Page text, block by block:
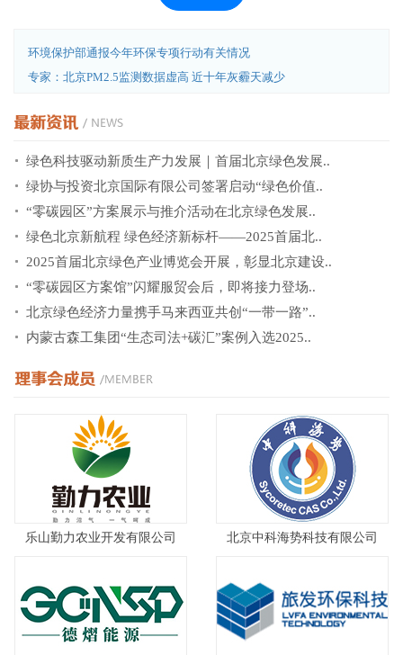
环境保护部通报今年环保专项行动有关情况
专家：北京PM2.5监测数据虚高 近十年灰霾天减少
绿色科技驱动新质生产力发展｜首届北京绿色发展..
绿协与投资北京国际有限公司签署启动“绿色价值..
“零碳园区”方案展示与推介活动在北京绿色发展..
绿色北京新航程 绿色经济新标杆——2025首届北..
2025首届北京绿色产业博览会开展，彰显北京建设..
“零碳园区方案馆”闪耀服贸会后，即将接力登场..
北京绿色经济力量携手马来西亚共创“一带一路”..
内蒙古森工集团“生态司法+碳汇”案例入选2025..
乐山勤力农业开发有限公司 北京中科海势科技有限公司